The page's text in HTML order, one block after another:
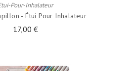
Pour-Inhalateur
- Étui Pour Inhalateur
17,00 €